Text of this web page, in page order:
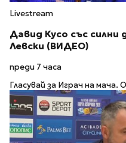
Livestream
Давид Кусо със силни
Левски (ВИДЕО)
преди 7 часа
Гласувай за Играч на